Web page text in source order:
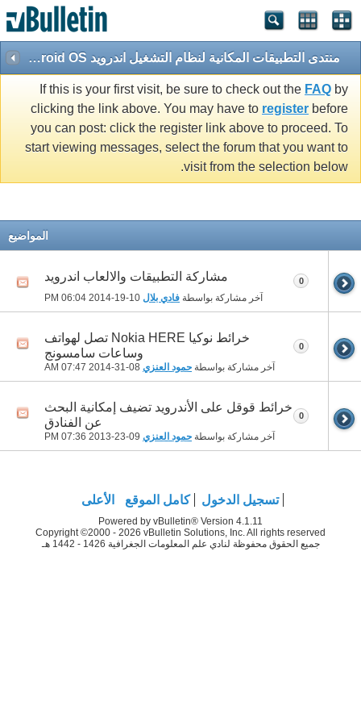
منتدى التطبيقات المكانية لنظام التشغيل اندرويد Android OS
If this is your first visit, be sure to check out the FAQ by
clicking the link above. You may have to register before
you can post: click the register link above to proceed. To
start viewing messages, select the forum that you want to
visit from the selection below.
المواضيع
مشاركة التطبيقات والالعاب اندرويد
آخر مشاركة بواسطة فادي بلال 06:04 PM
0
خرائط نوكيا Nokia HERE تصل لهواتف
وساعات سامسونج
آخر مشاركة بواسطة حمود العنزي 07:47 AM
0
خرائط قوقل على الأندرويد تضيف إمكانية البحث
عن الفنادق
آخر مشاركة بواسطة حمود العنزي 07:36 PM
0
تسجيل الدخول كامل الموقع الأعلى
Powered by vBulletin® Version 4.1.11
Copyright ©2000 - 2026 vBulletin Solutions, Inc. All rights reserved
جميع الحقوق محفوظة لنادي علم المعلومات الجغرافية 1426 - 1442 هـ